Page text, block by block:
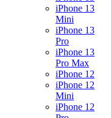
iPhone 13
Mini
iPhone 13
Pro
iPhone 13
Pro Max
iPhone 12
iPhone 12
Mini
iPhone 12